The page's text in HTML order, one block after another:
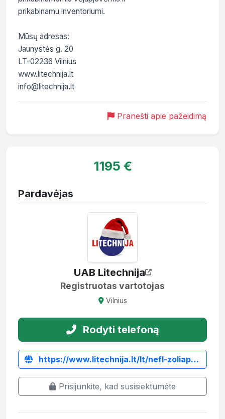
prikabinamu inventoriumi.
Mūsų adresas:
Jaunystės g. 20
LT-02236 Vilnius
www.litechnija.lt
info@litechnija.lt
Pranešti apie pažeidimą
1195 €
Pardavėjas
UAB Litechnija
Registruotas vartotojas
Vilnius
Rodyti telefoną
https://www.litechnija.lt/lt/nefl-zoliapjoves/1401-plaktukine-zoliapjove-mateng-nefl-155.html
Prisijunkite, kad susisiektumėte